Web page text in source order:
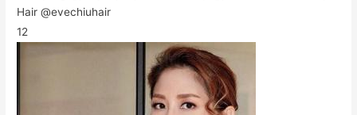
Hair @evechiuhair
12